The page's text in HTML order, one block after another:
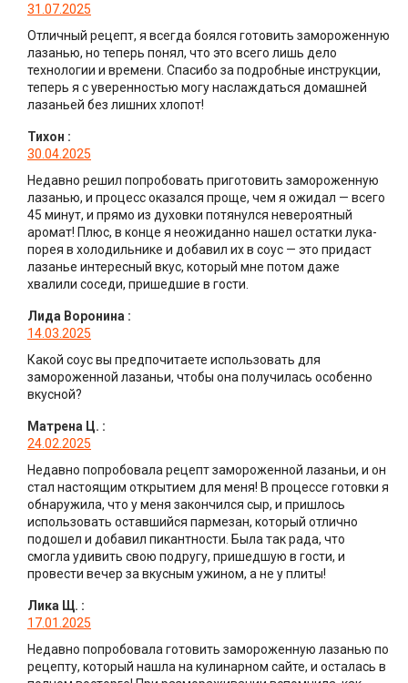
31.07.2025
Отличный рецепт, я всегда боялся готовить замороженную
лазанью, но теперь понял, что это всего лишь дело
технологии и времени. Спасибо за подробные инструкции,
теперь я с уверенностью могу наслаждаться домашней
лазаньей без лишних хлопот!
Тихон :
30.04.2025
Недавно решил попробовать приготовить замороженную
лазанью, и процесс оказался проще, чем я ожидал — всего
45 минут, и прямо из духовки потянулся невероятный
аромат! Плюс, в конце я неожиданно нашел остатки лука-
порея в холодильнике и добавил их в соус — это придаст
лазанье интересный вкус, который мне потом даже
хвалили соседи, пришедшие в гости.
Лида Воронина :
14.03.2025
Какой соус вы предпочитаете использовать для
замороженной лазаньи, чтобы она получилась особенно
вкусной?
Матрена Ц. :
24.02.2025
Недавно попробовала рецепт замороженной лазаньи, и он
стал настоящим открытием для меня! В процессе готовки я
обнаружила, что у меня закончился сыр, и пришлось
использовать оставшийся пармезан, который отлично
подошел и добавил пикантности. Была так рада, что
смогла удивить свою подругу, пришедшую в гости, и
провести вечер за вкусным ужином, а не у плиты!
Лика Щ. :
17.01.2025
Недавно попробовала готовить замороженную лазанью по
рецепту, который нашла на кулинарном сайте, и осталась в